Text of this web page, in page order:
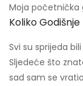
Moja početnička
Koliko
Svi su sprijeda
Sljedeće što
sad sam se